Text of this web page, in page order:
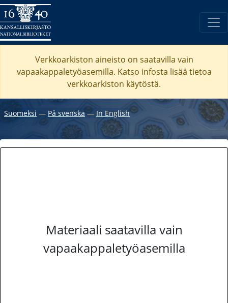
Verkkoarkiston aineisto on saatavilla vain
vapaakappaletyöasemilla. Katso infosta lisää tietoa
verkkoarkiston käytöstä.
Suomeksi ― På svenska― In English
Materiaali saatavilla vain
vapaakappaletyöasemilla